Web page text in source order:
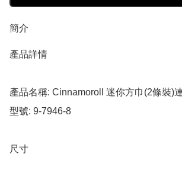
簡介
產品詳情
產品名稱: Cinnamoroll 迷你方巾(2條裝)
型號: 9-7946-8
尺寸